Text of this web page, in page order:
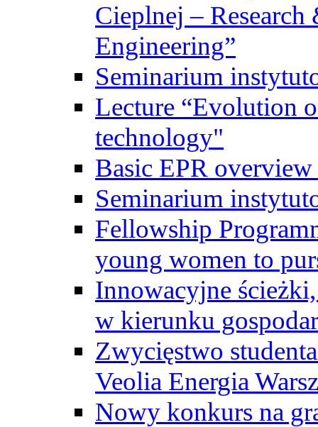
Cieplnej –
Engineering”
Seminarium
Lecture “Evolution
technology"
Basic EPR overview
Seminarium
Fellowship
young women to
Innowacyjne
w kierunku
Zwycięstwo
Veolia Energia
Nowy konkurs na